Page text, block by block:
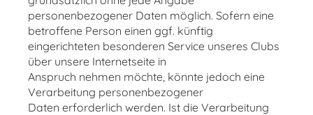
personenbezogener Daten möglich. Sofern eine
betroffene Person einen ggf. künftig
eingerichteten besonderen Service unseres Clubs
über unsere Internetseite in
Anspruch nehmen möchte, könnte jedoch eine
Verarbeitung personenbezogener
Daten erforderlich werden. Ist die Verarbeitung